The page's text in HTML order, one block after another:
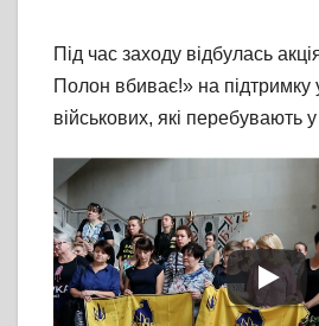
Під час заходу відбулась
Полон вбиває!» на підтримку
військових, які перебувають